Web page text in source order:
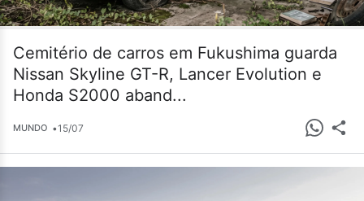
Cemitério de carros em Fukushima guarda
Nissan Skyline GT-R, Lancer Evolution e
Honda S2000 aband...
MUNDO •15/07